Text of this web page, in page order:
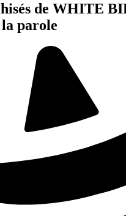
de WHITE
parole